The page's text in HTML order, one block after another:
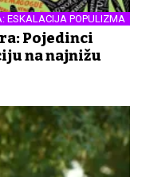
ESKALACIJA POPULIZMA
Pojedinci
na najnižu